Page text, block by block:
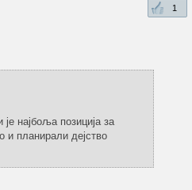
1
најбоља позиција за
и планирали дејство